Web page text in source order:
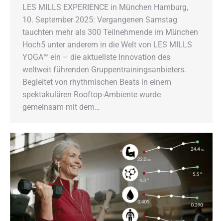
LES MILLS EXPERIENCE in München Hamburg,
10. September 2025: Vergangenen Samstag
tauchten mehr als 300 Teilnehmende im München
Hoch5 unter anderem in die Welt von LES MILLS
YOGA™ ein – die aktuellste Innovation des
weltweit führenden Gruppentrainingsanbieters.
Begleitet von rhythmischen Beats in einem
spektakulären Rooftop-Ambiente wurde
gemeinsam mit dem…